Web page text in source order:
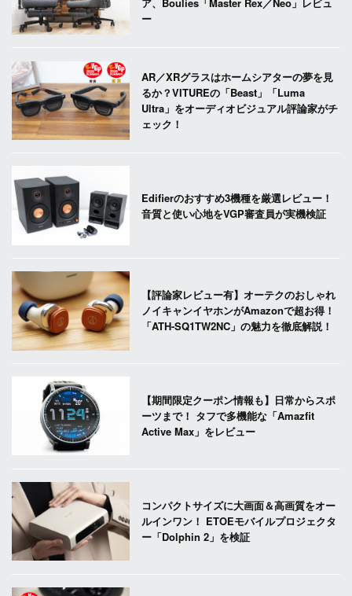
ー
AR／XRグラスはホームシアターの夢を見
るか？VITUREの「Beast」「Luma
Ultra」をオーディオビジュアル評論家がチ
ェック！
Edifierのおすすめ3機種を厳選レビュー！
音質と使い心地をVGP審査員が実機検証
【評論家レビュー有】オーテクのおしゃれ
ノイキャンイヤホンがAmazonで超お得！
「ATH-SQ1TW2NC」の魅力を徹底解説！
【期間限定クーポン情報も】日常からスポ
ーツまで！ タフで多機能な「Amazfit
Active Max」をレビュー
コンパクトサイズに大画面＆高画質をオー
ルインワン！ ETOEモバイルプロジェクタ
ー「Dolphin 2」を検証